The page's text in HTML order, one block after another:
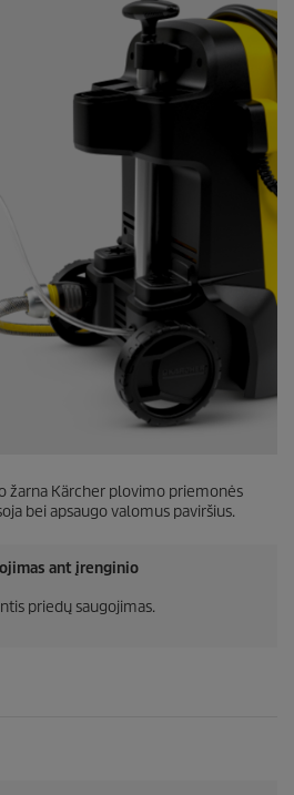
žarna Kärcher plovimo priemonės
bei apsaugo valomus paviršius.
ant įrenginio
priedų saugojimas.